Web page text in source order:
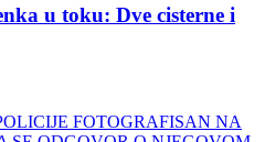
u toku: Dve cisterne i